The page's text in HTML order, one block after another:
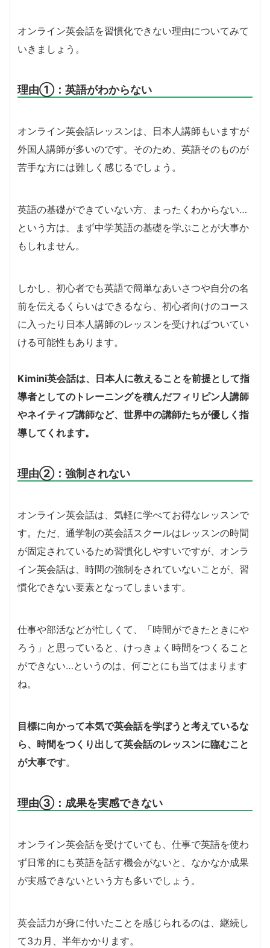
オンライン英会話を習慣化できない理由についてみて
いきましょう。
理由①：英語がわからない
オンライン英会話レッスンは、日本人講師もいますが
外国人講師が多いのです。そのため、英語そのものが
苦手な方には難しく感じるでしょう。
英語の基礎ができていない方、まったくわからない…
という方は、まず中学英語の基礎を学ぶことが大事か
もしれません。
しかし、初心者でも英語で簡単なあいさつや自分の名
前を伝えるくらいはできるなら、初心者向けのコース
に入ったり日本人講師のレッスンを受ければついてい
ける可能性もあります。
Kimini英会話は、日本人に教えることを前提として指
導者としてのトレーニングを積んだフィリピン人講師
やネイティブ講師など、世界中の講師たちが優しく指
導してくれます。
理由②：強制されない
オンライン英会話は、気軽に学べてお得なレッスンで
す。ただ、通学制の英会話スクールはレッスンの時間
が固定されているため習慣化しやすいですが、オンラ
イン英会話は、時間の強制をされていないことが、習
慣化できない要素となってしまいます。
仕事や部活などが忙しくて、「時間ができたときにや
ろう」と思っていると、けっきょく時間をつくること
ができない…というのは、何ごとにも当てはまります
ね。
目標に向かって本気で英会話を学ぼうと考えているな
ら、時間をつくり出して英会話のレッスンに臨むこと
が大事です。
理由③：成果を実感できない
オンライン英会話を受けていても、仕事で英語を使わ
ず日常的にも英語を話す機会がないと、なかなか成果
が実感できないという方も多いでしょう。
英会話力が身に付いたことを感じられるのは、継続し
て3カ月、半年かかります。